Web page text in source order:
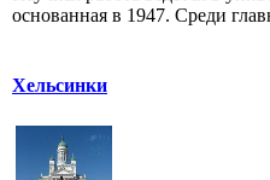
основанная в 1947. Среди
Хельсинки